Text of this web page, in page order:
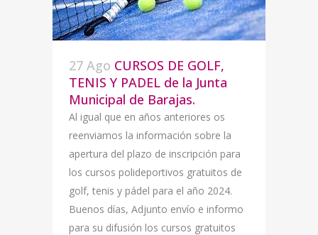
27 Ago CURSOS DE GOLF,
TENIS Y PADEL de la Junta
Municipal de Barajas.
Al igual que en años anteriores os
reenviamos la información sobre la
apertura del plazo de inscripción para
los cursos polideportivos gratuitos de
golf, tenis y pádel para el año 2024.
Buenos días, Adjunto envío e informo
para su difusión los cursos gratuitos